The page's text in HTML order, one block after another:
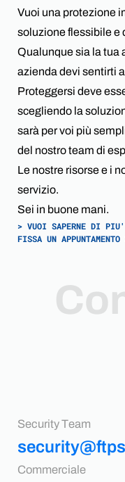
Vuoi una protezione
soluzione flessibile e
Qualunque sia la tua
azienda devi sentirti
Proteggersi deve
scegliendo la
sarà per voi più
del nostro team di
Le nostre risorse e i
servizio.
Sei in buone mani.
> VUOI SAPERNE DI
FISSA UN
Security Team
Commerciale